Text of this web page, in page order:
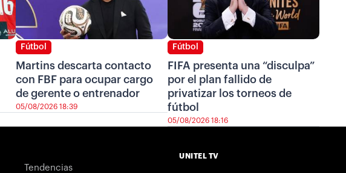
Fútbol
Martins descarta contacto
con FBF para ocupar cargo
de gerente o entrenador
05/08/2026 18:39
Fútbol
FIFA presenta una “disculpa”
por el plan fallido de
privatizar los torneos de
fútbol
05/08/2026 18:16
Tendencias
UNITEL TV